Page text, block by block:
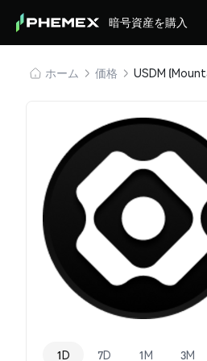
暗号資産を購入
ホーム 価格
1D 7D 1M 3M